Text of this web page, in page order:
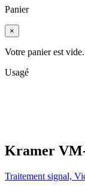
Panier
×
Votre panier est vide.
Usagé
Kramer
Traitement signal,